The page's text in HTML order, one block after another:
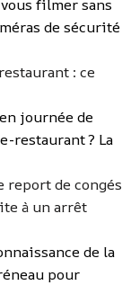
filmer sans
de sécurité
: ce
journée de
restaurant ? La
de congés
à un arrêt
de la
pour